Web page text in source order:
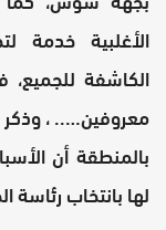
الأغلبية خدمة
الكاشفة
معروفين….. ،
بالمنطقة أن
لها بانتخاب رئاسة